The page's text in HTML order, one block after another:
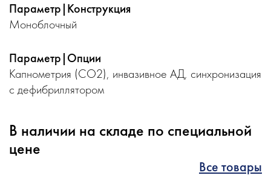
Параметр|Конструкция
Моноблочный
Параметр|Опции
Капнометрия (CO2), инвазивное АД, синхронизация
с дефибриллятором
В наличии на складе по специальной
цене
Все товары